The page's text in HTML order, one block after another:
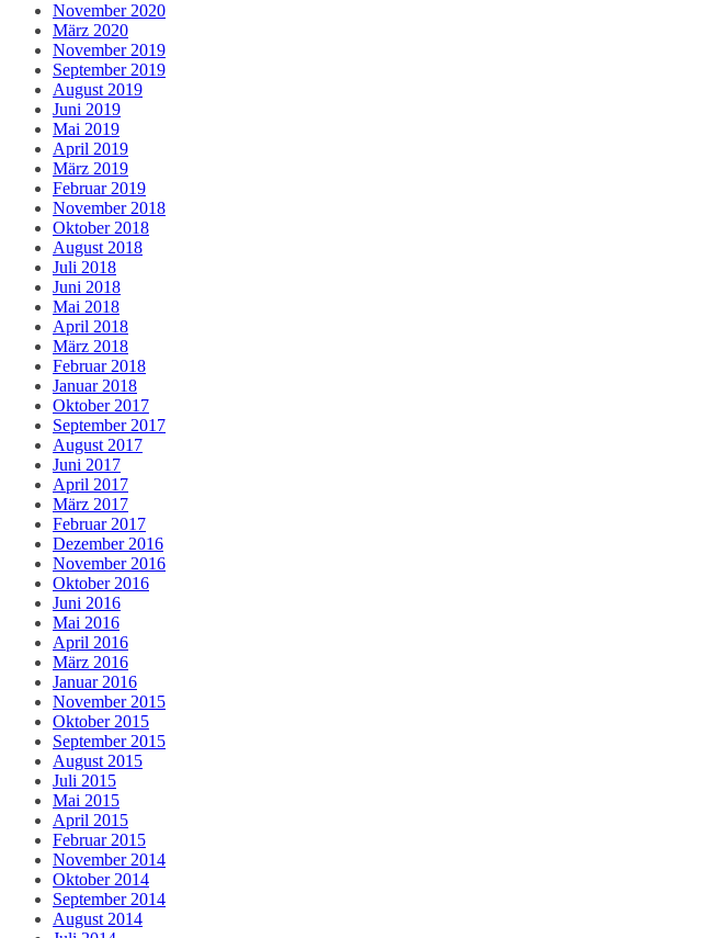
November 2020
März 2020
November 2019
September 2019
August 2019
Juni 2019
Mai 2019
April 2019
März 2019
Februar 2019
November 2018
Oktober 2018
August 2018
Juli 2018
Juni 2018
Mai 2018
April 2018
März 2018
Februar 2018
Januar 2018
Oktober 2017
September 2017
August 2017
Juni 2017
April 2017
März 2017
Februar 2017
Dezember 2016
November 2016
Oktober 2016
Juni 2016
Mai 2016
April 2016
März 2016
Januar 2016
November 2015
Oktober 2015
September 2015
August 2015
Juli 2015
Mai 2015
April 2015
Februar 2015
November 2014
Oktober 2014
September 2014
August 2014